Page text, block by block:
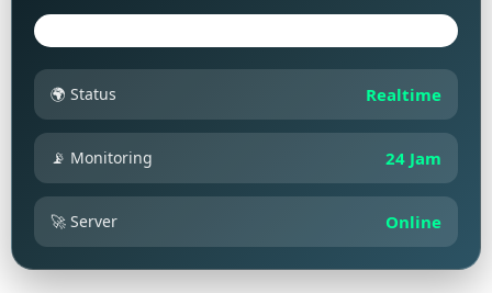
🌍 Status Realtime
📡 Monitoring 24 Jam
🚀 Server Online